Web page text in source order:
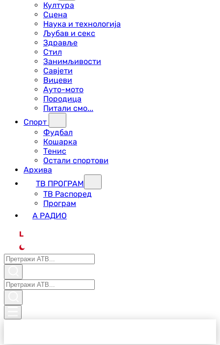
Култура
Сцена
Наука и технологија
Љубав и секс
Здравље
Стил
Занимљивости
Савјети
Вицеви
Ауто-мото
Породица
Питали смо...
Спорт
Фудбал
Кошарка
Тенис
Остали спортови
Архива
ТВ ПРОГРАМ
ТВ Распоред
Програм
А РАДИО
L